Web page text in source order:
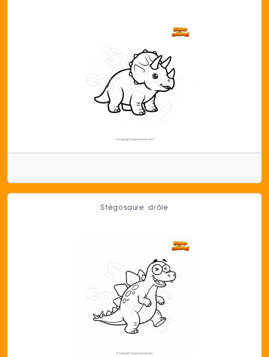
Stégosaure drôle